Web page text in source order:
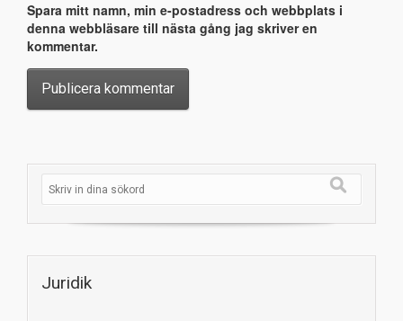
Spara mitt namn, min e-postadress och webbplats i
denna webbläsare till nästa gång jag skriver en
kommentar.
Juridik